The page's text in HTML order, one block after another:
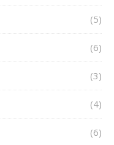
(5)
(6)
(3)
(4)
(6)